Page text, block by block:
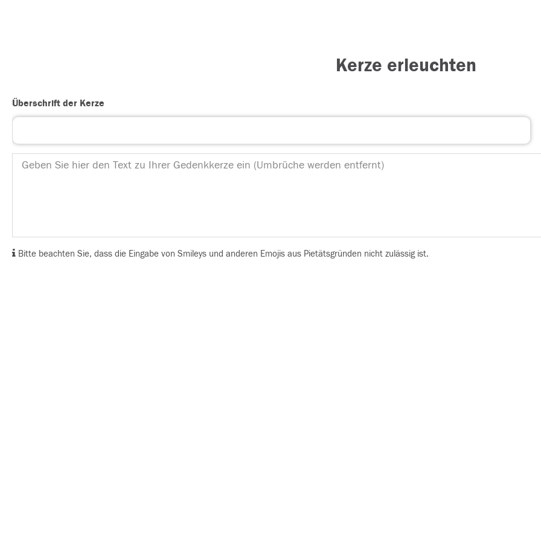
Kerze erleuchten
Überschrift der Kerze
Bitte beachten Sie, dass die Eingabe von Smileys und anderen Emojis aus Pietätsgründen nicht zulässig ist.